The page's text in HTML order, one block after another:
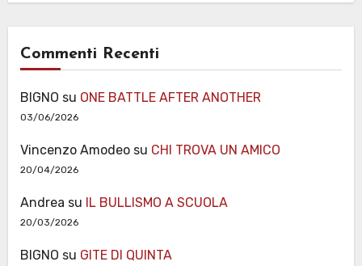
Commenti Recenti
BIGNO su ONE BATTLE AFTER ANOTHER
03/06/2026
Vincenzo Amodeosu CHI TROVA UN AMICO
20/04/2026
Andrea su IL BULLISMO A SCUOLA
20/03/2026
BIGNO su GITE DI QUINTA